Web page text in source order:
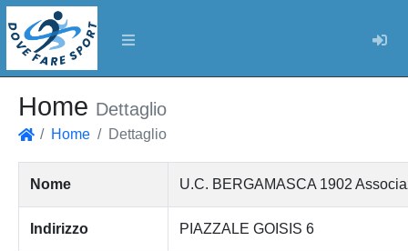
Home Dettaglio
Home Dettaglio
Nome U.C. BERGAMASCA 1902
Indirizzo PIAZZALE GOISIS 6